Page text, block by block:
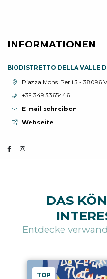
INFORMATIONEN
BIODISTRETTO DELLA VALLE
aria.location:
Piazza Mons. Perli 3 - 38096
aria.phone:
+39 349 3365446
E-mail schreiben
aria.website:
Webseite
DAS
Entdecke
TOP